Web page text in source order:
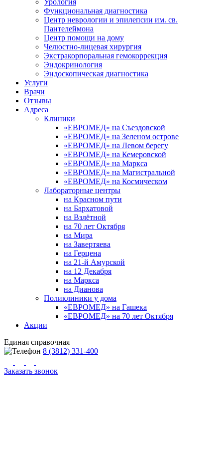
Урология
Функциональная диагностика
Центр неврологии и эпилепсии им. св.
Пантелеймона
Центр помощи на дому
Челюстно-лицевая хирургия
Экстракорпоральная гемокоррекция
Эндокринология
Эндоскопическая диагностика
Услуги
Врачи
Отзывы
Адреса
Клиники
«ЕВРОМЕД» на Съездовской
«ЕВРОМЕД» на Зеленом острове
«ЕВРОМЕД» на Левом берегу
«ЕВРОМЕД» на Кемеровской
«ЕВРОМЕД» на Маркса
«ЕВРОМЕД» на Магистральной
«ЕВРОМЕД» на Космическом
Лабораторные центры
на Красном пути
на Бархатовой
на Взлётной
на 70 лет Октября
на Мира
на Завертяева
на Герцена
на 21-й Амурской
на 12 Декабря
на Маркса
на Дианова
Поликлиники у дома
«ЕВРОМЕД» на Гашека
«ЕВРОМЕД» на 70 лет Октября
Акции
Единая справочная
8 (3812) 331-400
Заказать звонок